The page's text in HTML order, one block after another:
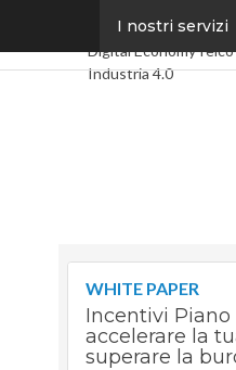
I nostri servizi
Ultimi articoli
Digital EconomyTelco
Industria 4.0
WHITE PAPER
Incentivi Piano
accelerare la
superare la